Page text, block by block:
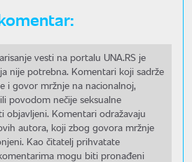
vesti na portalu UNA.RS je
nije potrebna. Komentari koji sadrže
i govor mržnje na nacionalnoj,
povodom nečije seksualne
objavljeni. Komentari odražavaju
autora, koji zbog govora mržnje
Kao čitatelj prihvatate
mogu biti pronađeni